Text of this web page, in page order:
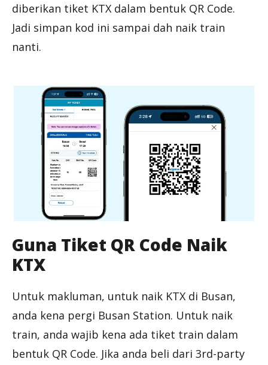
diberikan tiket KTX dalam bentuk QR Code.
Jadi simpan kod ini sampai dah naik train
nanti.
Guna Tiket QR Code Naik
KTX
Untuk makluman, untuk naik KTX di Busan,
anda kena pergi Busan Station. Untuk naik
train, anda wajib kena ada tiket train dalam
bentuk QR Code. Jika anda beli dari 3rd-party